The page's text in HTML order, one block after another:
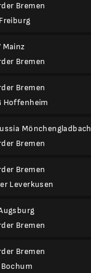
Bremen
Mainz
Bremen
Bremen
Hoffenheim
Mönchengladbach
Bremen
Bremen
Leverkusen
Bremen
Bremen